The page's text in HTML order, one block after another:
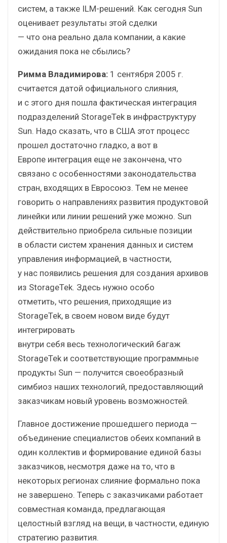
систем, а также ILM-решений. Как сегодня Sun
оценивает результаты этой сделки
— что она реально дала компании, а какие
ожидания пока не сбылись?
Римма Владимирова: 1 сентября 2005 г.
считается датой официального слияния,
и с этого дня пошла фактическая интеграция
подразделений StorageTek в инфраструктуру
Sun. Надо сказать, что в США этот процесс
прошел достаточно гладко, а вот в
Европе интеграция еще не закончена, что
связано с особенностями законодательства
стран, входящих в Евросоюз. Тем не менее
говорить о направлениях развития продуктовой
линейки или линии решений уже можно. Sun
действительно приобрела сильные позиции
в области систем хранения данных и систем
управления информацией, в частности,
у нас появились решения для создания архивов
из StorageTek. Здесь нужно особо
отметить, что решения, приходящие из
StorageTek, в своем новом виде будут
интегрировать
внутри себя весь технологический багаж
StorageTek и соответствующие программные
продукты Sun — получится своеобразный
симбиоз наших технологий, предоставляющий
заказчикам новый уровень возможностей.
Главное достижение прошедшего периода —
объединение специалистов обеих компаний в
один коллектив и формирование единой базы
заказчиков, несмотря даже на то, что в
некоторых регионах слияние формально пока
не завершено. Теперь с заказчиками работает
совместная команда, предлагающая
целостный взгляд на вещи, в частности, единую
стратегию развития.